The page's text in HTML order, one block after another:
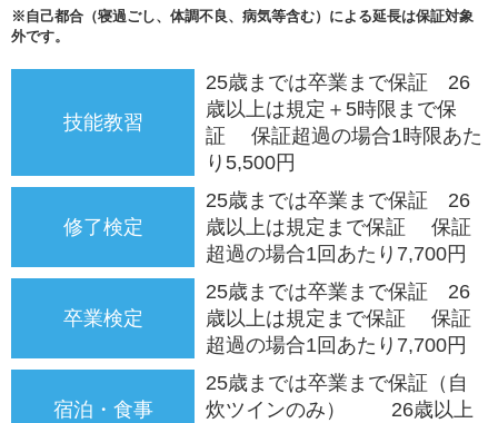
※自己都合（寝過ごし、体調不良、病気等含む）による延長は保証対象
外です。
技能教習
25歳までは卒業まで保証 26
歳以上は規定＋5時限まで保
証 保証超過の場合1時限あた
り5,500円
修了検定
25歳までは卒業まで保証 26
歳以上は規定まで保証 保証
超過の場合1回あたり7,700円
卒業検定
25歳までは卒業まで保証 26
歳以上は規定まで保証 保証
超過の場合1回あたり7,700円
宿泊・食事
25歳までは卒業まで保証（自
炊ツインのみ） 26歳以上